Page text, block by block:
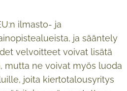
ilmasto- ja
ja sääntely
velvoitteet voivat lisätä
mutta ne voivat myös luoda
joita kiertotalousyritys